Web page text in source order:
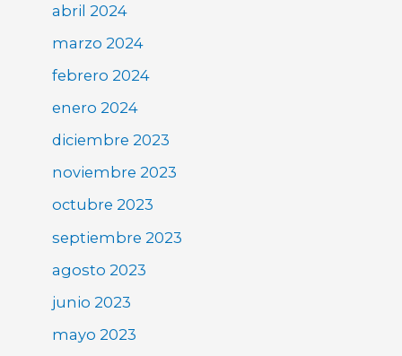
abril 2024
marzo 2024
febrero 2024
enero 2024
diciembre 2023
noviembre 2023
octubre 2023
septiembre 2023
agosto 2023
junio 2023
mayo 2023